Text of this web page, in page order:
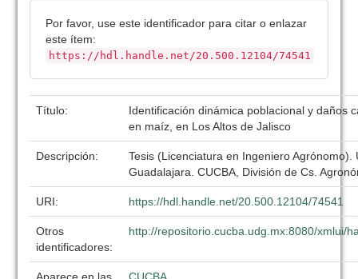
Por favor, use este identificador para citar o enlazar
este ítem:
https://hdl.handle.net/20.500.12104/74541
Título:
Identificación dinámica poblacional y daños
en maíz, en Los Altos de Jalisco
Descripción:
Tesis (Licenciatura en Ingeniero Agrónomo).
Guadalajara. CUCBA, División de Cs.
URI: https://hdl.handle.net/20.500.12104/74541
Otros
identificadores:
http://repositorio.cucba.udg.mx:8080/xmlui/